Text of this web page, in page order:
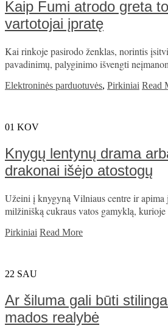
Kaip Fumi atrodo greta
vartotojai įpratę
Kai rinkoje pasirodo ženklas, norintis
pavadinimų, palyginimo išvengti
Elektroninės parduotuvės, Pirkiniai Read
01 KOV
Knygų lentynų drama
drakonai išėjo atostogų
Užeini į knygyną Vilniaus centre ir apima
milžinišką cukraus vatos gamyklą, kurioje
Pirkiniai Read More
22 SAU
Ar šiluma gali būti
mados realybė